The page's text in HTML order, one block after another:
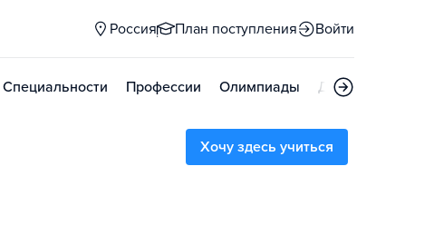
Россия План поступления Войти
Специальности Профессии Олимпиады Дни открытых
Хочу здесь учиться